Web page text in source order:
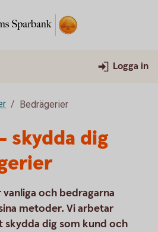
Logga in
Bedrägerier
skydda dig
och bedragarna
metoder. Vi arbetar
dig som kund och